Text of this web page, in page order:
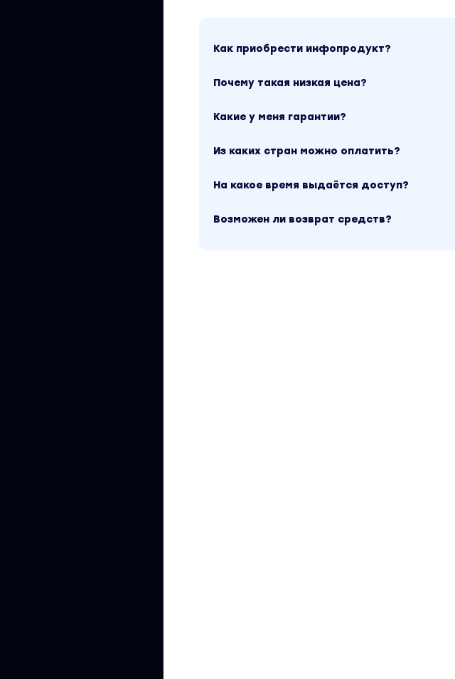
Как приобрести инфопродукт?
Почему такая низкая цена?
Какие у меня гарантии?
Из каких стран можно оплатить?
На какое время выдаётся доступ?
Возможен ли возврат средств?